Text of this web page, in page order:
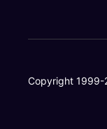
Copyright 1999-